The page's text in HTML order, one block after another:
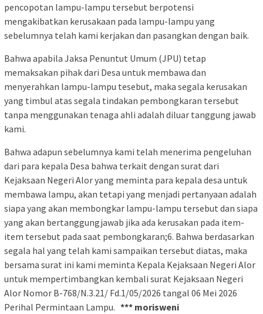
pencopotan lampu-lampu tersebut berpotensi
mengakibatkan kerusakaan pada lampu-lampu yang
sebelumnya telah kami kerjakan dan pasangkan dengan baik.
Bahwa apabila Jaksa Penuntut Umum (JPU) tetap
memaksakan pihak dari Desa untuk membawa dan
menyerahkan lampu-lampu tesebut, maka segala kerusakan
yang timbul atas segala tindakan pembongkaran tersebut
tanpa menggunakan tenaga ahli adalah diluar tanggung jawab
kami.
Bahwa adapun sebelumnya kami telah menerima pengeluhan
dari para kepala Desa bahwa terkait dengan surat dari
Kejaksaan Negeri Alor yang meminta para kepala desa untuk
membawa lampu, akan tetapi yang menjadi pertanyaan adalah
siapa yang akan membongkar lampu-lampu tersebut dan siapa
yang akan bertanggungjawab jika ada kerusakan pada item-
item tersebut pada saat pembongkaran;6. Bahwa berdasarkan
segala hal yang telah kami sampaikan tersebut diatas, maka
bersama surat ini kami meminta Kepala Kejaksaan Negeri Alor
untuk mempertimbangkan kembali surat Kejaksaan Negeri
Alor Nomor B-768/N.3.21/ Fd.1/05/2026 tangal 06 Mei 2026
Perihal Permintaan Lampu. *** morisweni